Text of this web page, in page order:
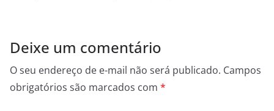
Deixe um comentário
O seu endereço de e-mail não será publicado. Campos
obrigatórios são marcados com *